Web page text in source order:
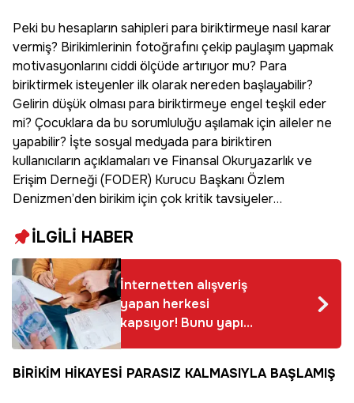
Peki bu hesapların sahipleri para biriktirmeye nasıl karar
vermiş? Birikimlerinin fotoğrafını çekip paylaşım yapmak
motivasyonlarını ciddi ölçüde artırıyor mu? Para
biriktirmek isteyenler ilk olarak nereden başlayabilir?
Gelirin düşük olması para biriktirmeye engel teşkil eder
mi? Çocuklara da bu sorumluluğu aşılamak için aileler ne
yapabilir? İşte sosyal medyada para biriktiren
kullanıcıların açıklamaları ve Finansal Okuryazarlık ve
Erişim Derneği (FODER) Kurucu Başkanı Özlem
Denizmen’den birikim için çok kritik tavsiyeler…
İLGİLİ HABER
İnternetten alışveriş
yapan herkesi
kapsıyor! Bunu yapıp
paranızı iade
BİRİKİM HİKAYESİ PARASIZ KALMASIYLA BAŞLAMIŞ